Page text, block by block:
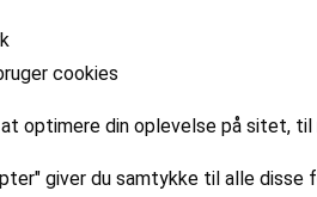
cookies
optimere din oplevelse på sitet,
giver du samtykke til alle disse